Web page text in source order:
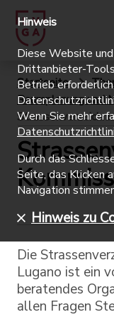
Startseite
Raumplanung und
Die
Lugano ist ein
beratendes
allen Fragen
Hinweis
Diese Website
Drittanbieter-
Betrieb
Wenn Sie mehr
Durch das
Seite, das Klicken
Navigation
Hinweis zu